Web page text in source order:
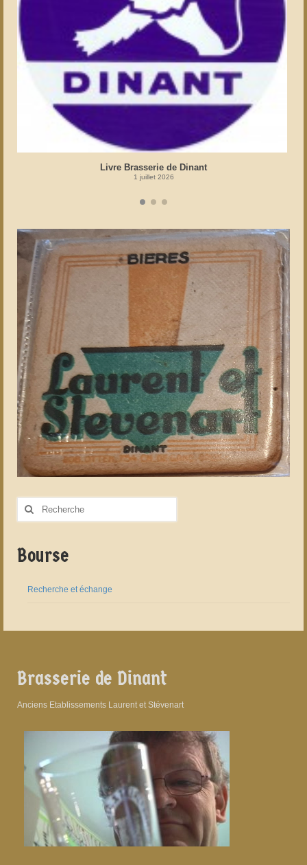
Livre Brasserie de Dinant
1 juillet 2026
Rechercher
Bourse
Recherche et échange
Brasserie de Dinant
Anciens Etablissements Laurent et Stévenart